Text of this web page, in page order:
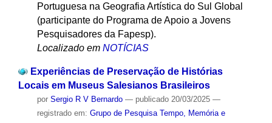
Portuguesa na Geografia Artística do Sul Global
(participante do Programa de Apoio a Jovens
Pesquisadores da Fapesp).
Localizado em NOTÍCIAS
Experiências de Preservação de Histórias
Locais em Museus Salesianos Brasileiros
por Sergio R V Bernardo — publicado20/03/2025 —
registrado em: Grupo de Pesquisa Tempo, Memória e